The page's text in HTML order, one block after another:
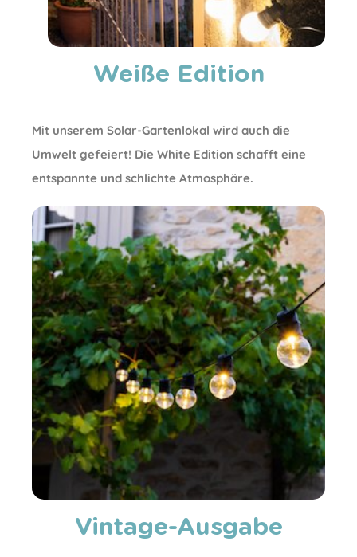
Weiße Edition
Mit unserem Solar-Gartenlokal wird auch die
Umwelt gefeiert! Die White Edition schafft eine
entspannte und schlichte Atmosphäre.
Vintage-Ausgabe